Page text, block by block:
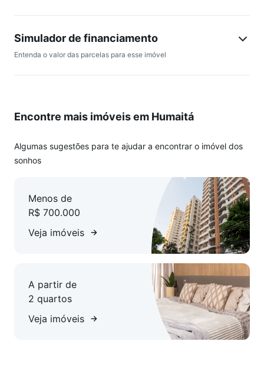
Simulador de financiamento
Entenda o valor das parcelas para esse imóvel
Encontre mais imóveis em Humaitá
Algumas sugestões para te ajudar a encontrar o imóvel dos
sonhos
Menos de
R$ 700.000
Veja imóveis
A partir de
2 quartos
Veja imóveis